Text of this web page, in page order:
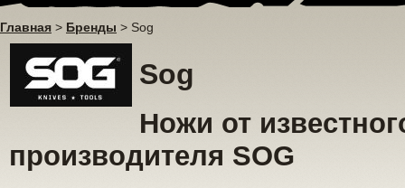
Главная > Бренды > Sog
Sog
Ножи от
производителя SOG